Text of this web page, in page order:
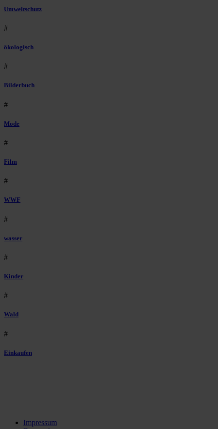
Umweltschutz
#
ökologisch
#
Bilderbuch
#
Mode
#
Film
#
WWF
#
wasser
#
Kinder
#
Wald
#
Einkaufen
Impressum